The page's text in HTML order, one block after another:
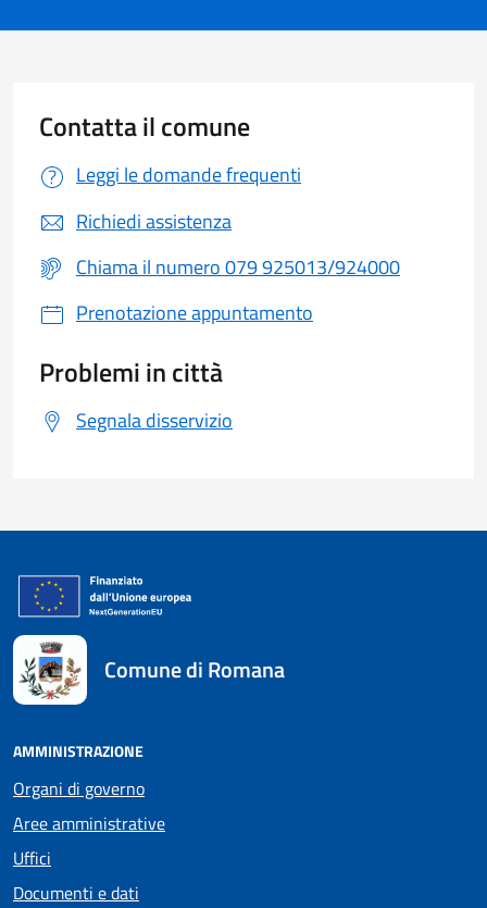
Contatta il comune
Leggi le domande frequenti
Richiedi assistenza
Chiama il numero 079 925013/924000
Prenotazione appuntamento
Problemi in città
Segnala disservizio
Comune di Romana
AMMINISTRAZIONE
Organi di governo
Aree amministrative
Uffici
Documenti e dati